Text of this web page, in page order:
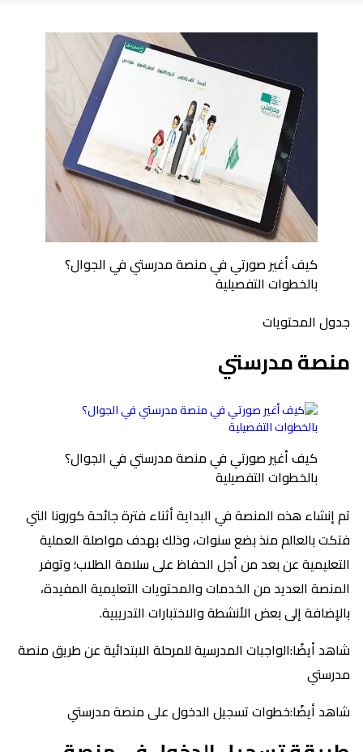
كيف أغير صورتي في منصة مدرستي في الجوال؟
بالخطوات التفصيلية
جدول المحتويات
منصة مدرستي
كيف أغير صورتي في منصة مدرستي في الجوال؟
بالخطوات التفصيلية
تم إنشاء هذه المنصة في البداية أثناء فترة جائحة كورونا التي
فتكت بالعالم منذ بضع سنوات، وذلك بهدف مواصلة العملية
التعليمية عن بعد من أجل الحفاظ على سلامة الطلاب؛ وتوفر
المنصة العديد من الخدمات والمحتويات التعليمية المفيدة،
بالإضافة إلى بعض الأنشطة والاختبارات التدريبية.
شاهد أيضًا:الواجبات المدرسية للمرحلة الابتدائية عن طريق منصة
مدرستي
شاهد أيضًا:خطوات تسجيل الدخول على منصة مدرستي